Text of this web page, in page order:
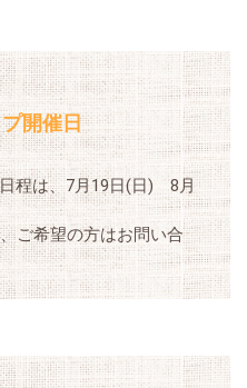
開催日
程は、7月19日(日) 8月
ご希望の方はお問い合